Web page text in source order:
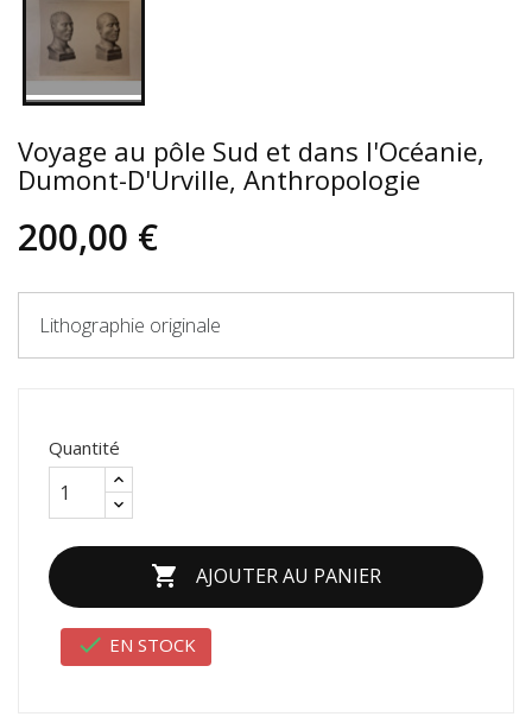
Voyage au pôle Sud et dans l'Océanie,
Dumont-D'Urville, Anthropologie
200,00 €
Lithographie originale
Quantité
 AJOUTER AU PANIER
 EN STOCK